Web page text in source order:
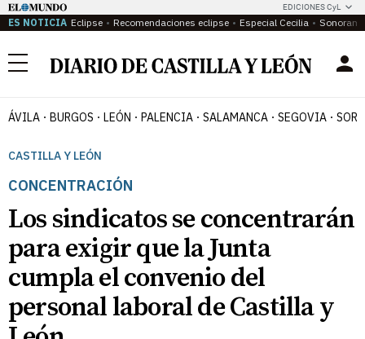
EDICIONES CyL
ES NOTICIA Eclipse Recomendaciones eclipse Especial Cecilia
Menú
ÁVILA BURGOS LEÓN PALENCIA SALAMANCA SEGOVIA
CASTILLA Y LEÓN
CONCENTRACIÓN
Los sindicatos se concentrarán
para exigir que la Junta
cumpla el convenio del
personal laboral de Castilla y